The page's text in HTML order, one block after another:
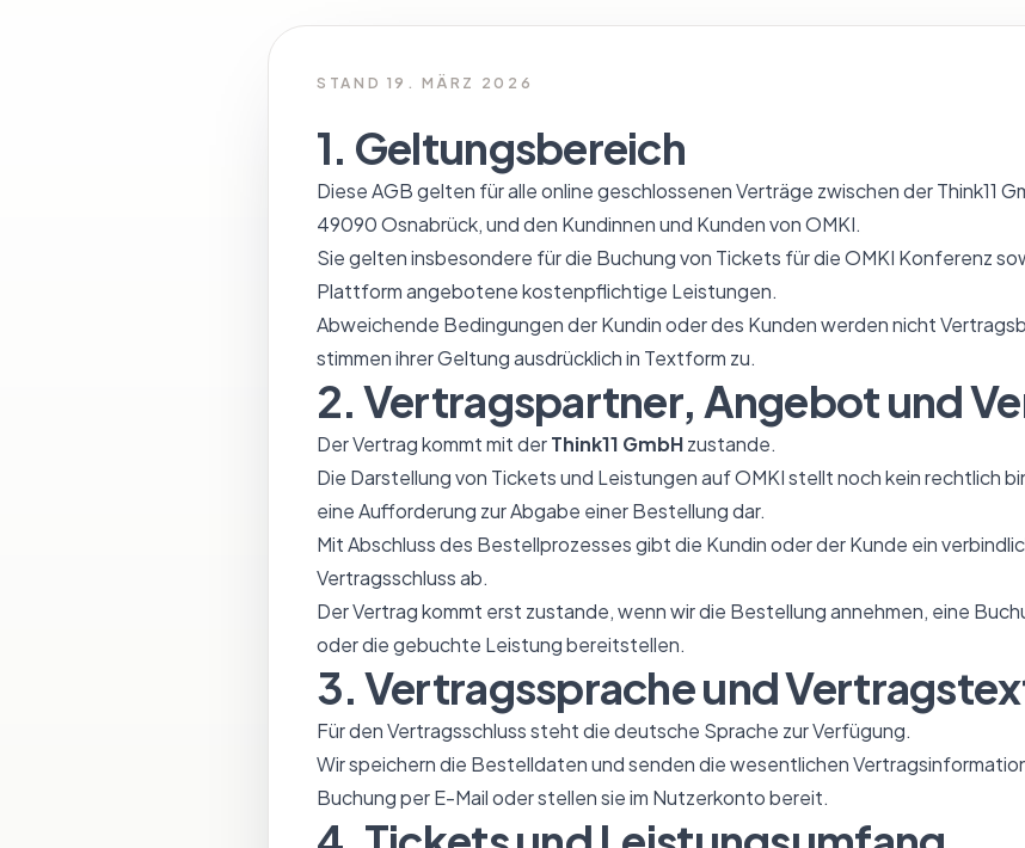
STAND 19. MÄRZ 2026
1. Geltungsbereich
Diese AGB gelten für alle online geschlossenen Verträge zwischen der Think11
49090 Osnabrück, und den Kundinnen und Kunden von OMKI.
Sie gelten insbesondere für die Buchung von Tickets für die OMKI Konferenz
Plattform angebotene kostenpflichtige Leistungen.
Abweichende Bedingungen der Kundin oder des Kunden werden nicht
stimmen ihrer Geltung ausdrücklich in Textform zu.
2. Vertragspartner, Angebot und
Der Vertrag kommt mit derThink11 GmbHzustande.
Die Darstellung von Tickets und Leistungen auf OMKI stellt noch kein rechtlich
eine Aufforderung zur Abgabe einer Bestellung dar.
Mit Abschluss des Bestellprozesses gibt die Kundin oder der Kunde ein
Vertragsschluss ab.
Der Vertrag kommt erst zustande, wenn wir die Bestellung annehmen, eine
oder die gebuchte Leistung bereitstellen.
3. Vertragssprache und
Für den Vertragsschluss steht die deutsche Sprache zur Verfügung.
Wir speichern die Bestelldaten und senden die wesentlichen
Buchung per E-Mail oder stellen sie im Nutzerkonto bereit.